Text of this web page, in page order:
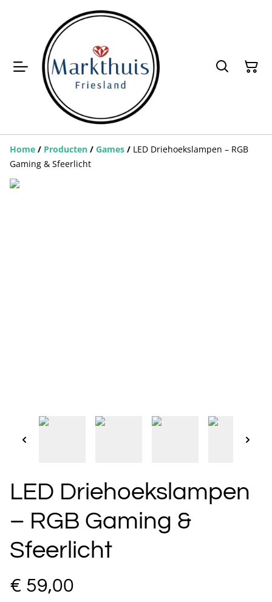
Home / Producten / Games / LED Driehoekslampen – RGB
Gaming & Sfeerlicht
LED Driehoekslampen
– RGB Gaming &
Sfeerlicht
€ 59,00